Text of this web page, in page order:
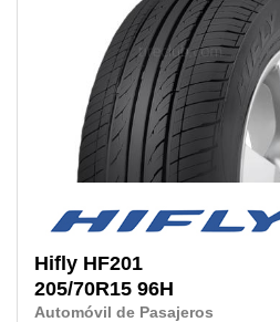
Hifly HF201
205/70R15 96H
Automóvil de Pasajeros